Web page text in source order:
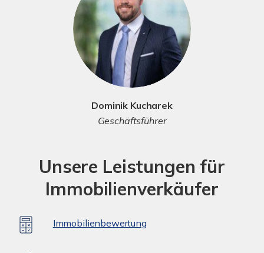
Dominik Kucharek
Geschäftsführer
Unsere Leistungen für
Immobilienverkäufer
Immobilienbewertung